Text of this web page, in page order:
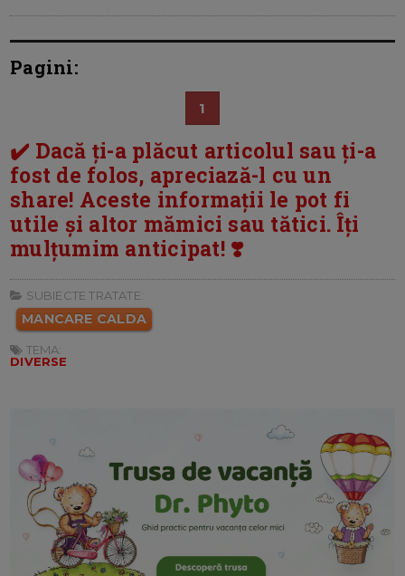
Pagini:
1
✔️ Dacă ți-a plăcut articolul sau ți-a
fost de folos, apreciază-l cu un
share! Aceste informații le pot fi
utile și altor mămici sau tătici. Îți
mulțumim anticipat! ❣️
SUBIECTE TRATATE:
MANCARE CALDA
TEMA:
DIVERSE